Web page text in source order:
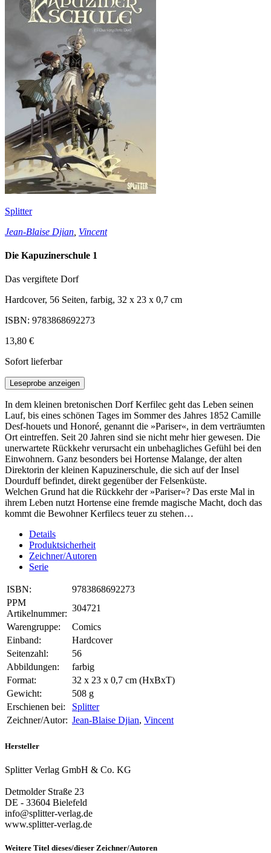
Splitter
Jean-Blaise Djian Vincent
Die Kapuzinerschule 1
Das vergiftete Dorf
Hardcover, 56 Seiten, farbig, 32 x 23 x 0,7 cm
ISBN: 9783868692273
13,80 €
Sofort lieferbar
Leseprobe anzeigen
In dem kleinen bretonischen Dorf Kerfilec geht das Leben seinen
Lauf, bis eines schönen Tages im Sommer des Jahres 1852 Camille
Desf-houets und Honoré, genannt die »Pariser«, in dem verträumten
Ort eintreffen. Seit 20 Jahren sind sie nicht mehr hier gewesen. Die
unerwartete Rückkehr verursacht ein unbehagliches Gefühl bei den
Einwohnern. Ganz besonders bei Hortense Malange, der alten
Direktorin der kleinen Kapuzinerschule, die sich auf der Insel
Dourduff befindet, direkt gegenüber der Felsenküste.
Welchen Grund hat die Rückkehr der »Pariser«? Das erste Mal in
ihrem Leben nutzt Hortense eine fremde magische Macht, doch das
kommt die Bewohner Kerfilecs teuer zu stehen…
Details
Produktsicherheit
Zeichner/Autoren
Serie
ISBN:
9783868692273
PPM
Artikelnummer:
304721
Warengruppe:
Comics
Einband:
Hardcover
Seitenzahl:
56
Abbildungen:
farbig
Format:
32 x 23 x 0,7 cm (HxBxT)
Gewicht:
508 g
Erschienen bei:
Splitter
Zeichner/Autor: Jean-Blaise Djian, Vincent
Hersteller
Splitter Verlag GmbH & Co. KG
Detmolder Straße 23
DE - 33604 Bielefeld
info@splitter-verlag.de
www.splitter-verlag.de
Weitere Titel dieses/dieser Zeichner/Autoren